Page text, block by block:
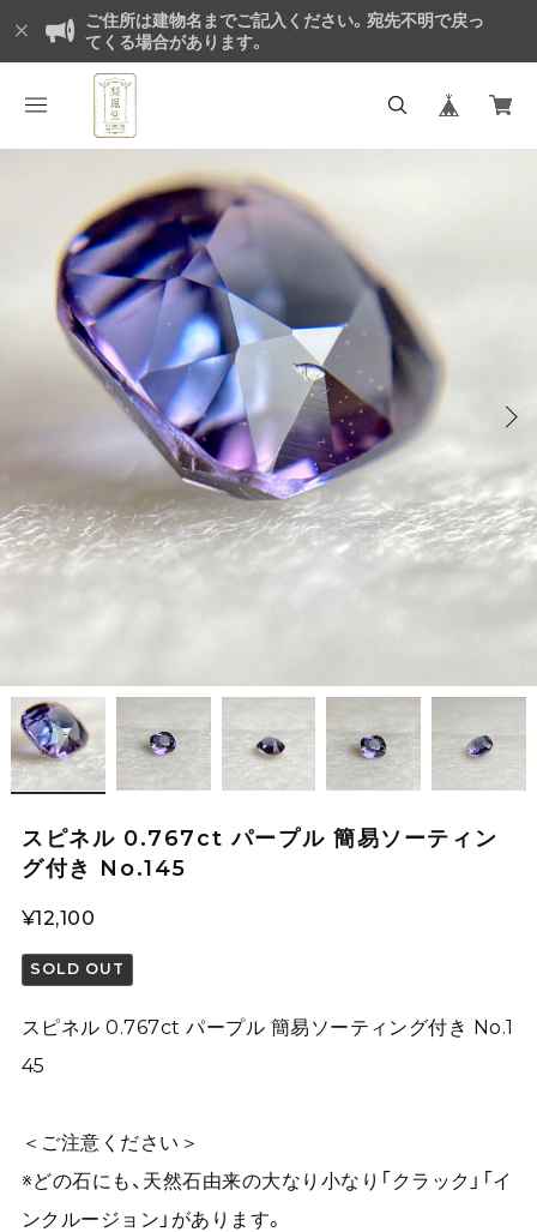
ご住所は建物名までご記入ください。宛先不明で戻っ
てくる場合があります。
スピネル 0.767ct パープル 簡易ソーティン
グ付き No.145
¥12,100
SOLD OUT
スピネル 0.767ct パープル 簡易ソーティング付き No.1
45
＜ご注意ください＞
※どの石にも、天然石由来の大なり小なり「クラック」「イ
ンクルージョン」があります。